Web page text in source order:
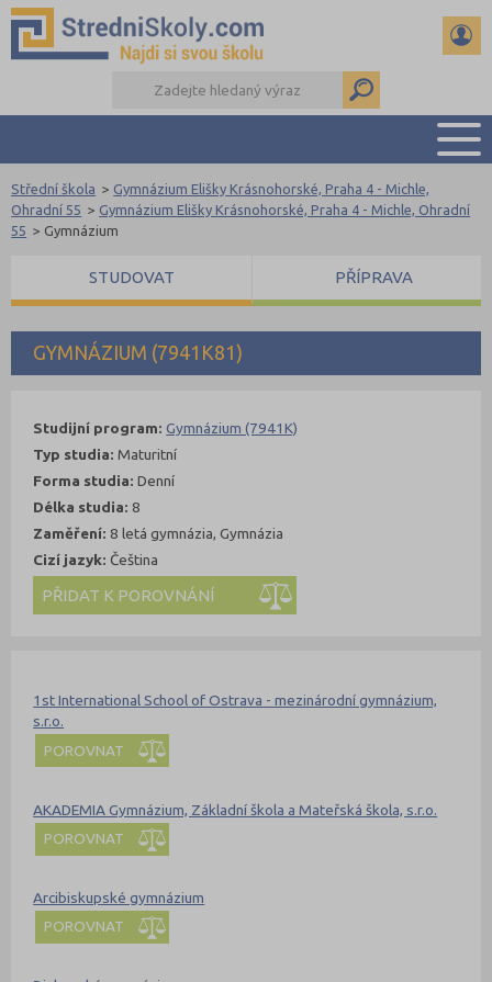
PŘEHLED ŠKOL
DŮLEŽITÉ TERMÍNY
REFERÁTY A SEMINÁRKY
DALŠÍ DRUHY ŠKOL
GYMNÁZIUM (7941K81)
Střední škola > Gymnázium Elišky Krásnohorské, Praha 4 - Michle,
Ohradní 55 > Gymnázium Elišky Krásnohorské, Praha 4 - Michle, Ohradní
55 > Gymnázium
Studijní program:Gymnázium (7941K)
Typ studia:Maturitní
Forma studia:Denní
Délka studia:8
Zaměření:8 letá gymnázia, Gymnázia
Cizí jazyk:Čeština
STUDOVAT PŘÍPRAVA
1st International School of Ostrava - mezinárodní gymnázium,
s.r.o.
POROVNAT
AKADEMIA Gymnázium, Základní škola a Mateřská škola, s.r.o.
POROVNAT
Arcibiskupské gymnázium
POROVNAT